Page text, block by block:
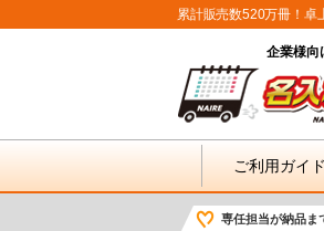
累計販売数520万冊！卓
企業様向
ご利用ガイド
専任担当が納品ま